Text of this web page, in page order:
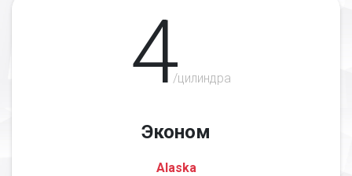
4/цилиндра
Эконом
Alaska